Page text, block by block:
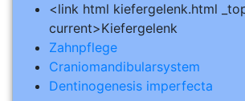
<link html kiefergelenk.html
current>Kiefergelenk
Zahnpflege
Craniomandibularsystem
Dentinogenesis imperfecta